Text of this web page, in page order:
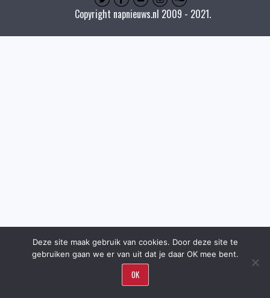
Copyright napnieuws.nl 2009 - 2021.
Deze site maak gebruik van cookies. Door deze site te
gebruiken gaan we er van uit dat je daar OK mee bent.
OK